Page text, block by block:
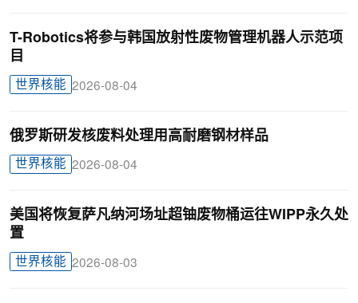
T-Robotics将参与韩国放射性废物管理机器人示范项
目
世界核能 2026-08-04
俄罗斯研发核废料处理用高耐磨钢材样品
世界核能 2026-08-04
美国将恢复萨凡纳河场址超铀废物桶运往WIPP永久处
置
世界核能 2026-08-03